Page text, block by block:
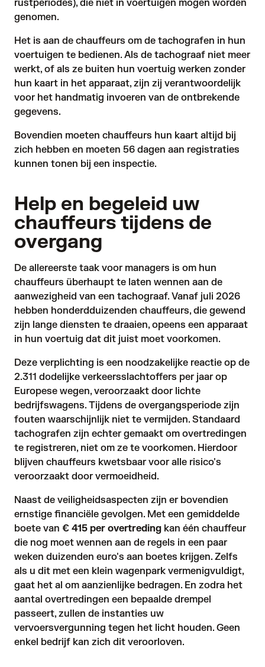
rustperiodes), die niet in voertuigen mogen worden
genomen.
Het is aan de chauffeurs om de tachografen in hun
voertuigen te bedienen. Als de tachograaf niet meer
werkt, of als ze buiten hun voertuig werken zonder
hun kaart in het apparaat, zijn zij verantwoordelijk
voor het handmatig invoeren van de ontbrekende
gegevens.
Bovendien moeten chauffeurs hun kaart altijd bij
zich hebben en moeten 56 dagen aan registraties
kunnen tonen bij een inspectie.
Help en begeleid uw
chauffeurs tijdens de
overgang
De allereerste taak voor managers is om hun
chauffeurs überhaupt te laten wennen aan de
aanwezigheid van een tachograaf. Vanaf juli 2026
hebben honderdduizenden chauffeurs, die gewend
zijn lange diensten te draaien, opeens een apparaat
in hun voertuig dat dit juist moet voorkomen.
Deze verplichting is een noodzakelijke reactie op de
2.311 dodelijke verkeersslachtoffers per jaar op
Europese wegen, veroorzaakt door lichte
bedrijfswagens. Tijdens de overgangsperiode zijn
fouten waarschijnlijk niet te vermijden. Standaard
tachografen zijn echter gemaakt om overtredingen
te registreren, niet om ze te voorkomen. Hierdoor
blijven chauffeurs kwetsbaar voor alle risico's
veroorzaakt door vermoeidheid.
Naast de veiligheidsaspecten zijn er bovendien
ernstige financiële gevolgen. Met een gemiddelde
boete van € 415 per overtreding kan één chauffeur
die nog moet wennen aan de regels in een paar
weken duizenden euro's aan boetes krijgen. Zelfs
als u dit met een klein wagenpark vermenigvuldigt,
gaat het al om aanzienlijke bedragen. En zodra het
aantal overtredingen een bepaalde drempel
passeert, zullen de instanties uw
vervoersvergunning tegen het licht houden. Geen
enkel bedrijf kan zich dit veroorloven.